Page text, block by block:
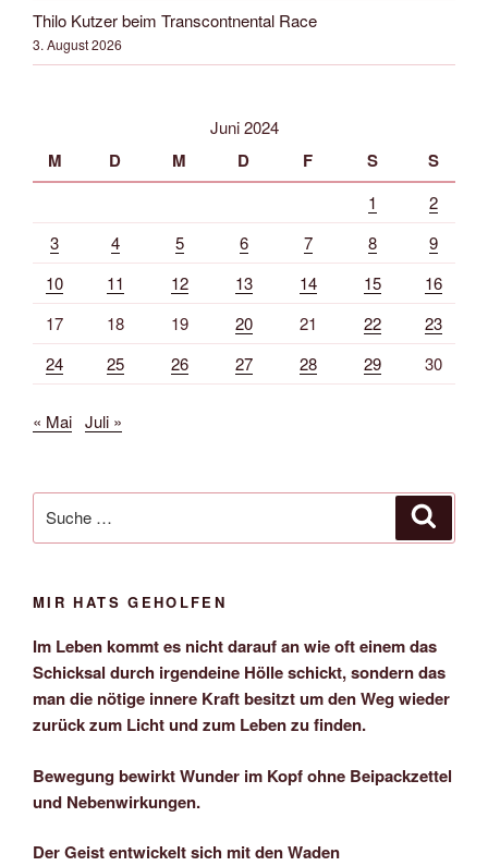
Thilo Kutzer beim Transcontnental Race
3. August 2026
Juni 2024
M D M D F S S
1
2
3
4 5 6 7 8
9
10
11 12 13 14 15
16
17
18 19 20 21 22
23
24
25 26 27 28 29 30
« Mai Juli »
nach:
MIR HATS GEHOLFEN
Im Leben kommt es nicht darauf an wie oft einem das
Schicksal durch irgendeine Hölle schickt, sondern das
man die nötige innere Kraft besitzt um den Weg wieder
zurück zum Licht und zum Leben zu finden.
Bewegung bewirkt Wunder im Kopf ohne Beipackzettel
und Nebenwirkungen.
Der Geist entwickelt sich mit den Waden